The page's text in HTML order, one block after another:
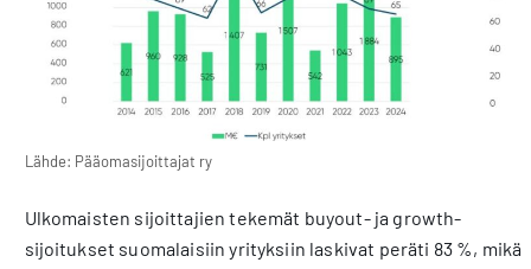
Lähde: Pääomasijoittajat ry
Ulkomaisten sijoittajien tekemät buyout- ja growth-
sijoitukset suomalaisiin yrityksiin laskivat peräti 83 %, mikä